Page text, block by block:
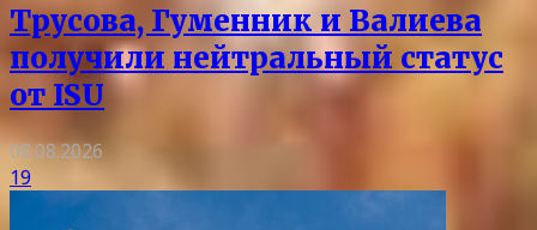
Трусова, Гуменник и Валиева
получили нейтральный статус
от ISU
08.08.2026
19